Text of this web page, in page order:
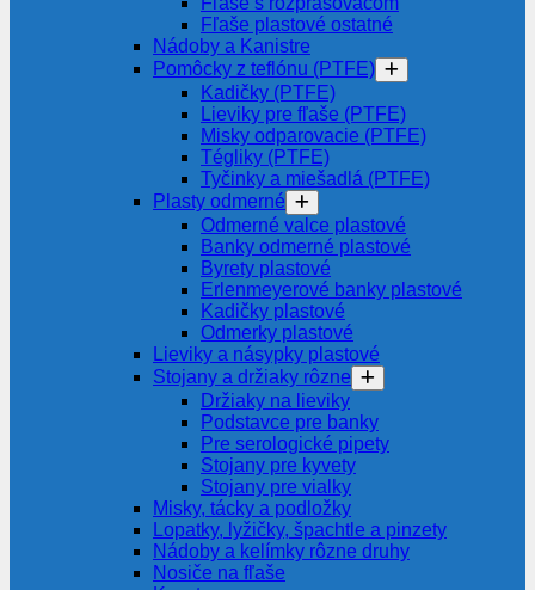
Fľaše plastové ostatné
Nádoby a Kanistre
Pomôcky z teflónu (PTFE)
Kadičky (PTFE)
Lieviky pre fľaše (PTFE)
Misky odparovacie (PTFE)
Tégliky (PTFE)
Tyčinky a miešadlá (PTFE)
Plasty odmerné
Odmerné valce plastové
Banky odmerné plastové
Byrety plastové
Erlenmeyerové banky plastové
Kadičky plastové
Odmerky plastové
Lieviky a násypky plastové
Stojany a držiaky rôzne
Držiaky na lieviky
Podstavce pre banky
Pre serologické pipety
Stojany pre kyvety
Stojany pre vialky
Misky, tácky a podložky
Lopatky, lyžičky, špachtle a pinzety
Nádoby a kelímky rôzne druhy
Nosiče na fľaše